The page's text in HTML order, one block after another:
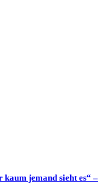
jemand sieht es“